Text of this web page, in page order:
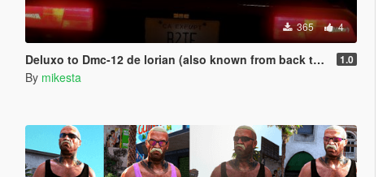
365 4
Deluxo to Dmc-12 de lorian (also known from back to the future) badge real car logos 1.0
By mikesta